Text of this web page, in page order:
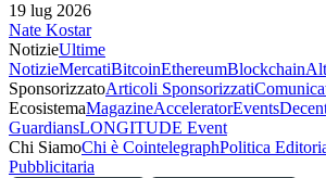
19 lug 2026
Nate Kostar
NotizieUltime
NotizieMercatiBitcoinEthereumBlockchain
SponsorizzatoArticoli Sponsorizzati
EcosistemaMagazineAcceleratorEvents
GuardiansLONGITUDE Event
Chi SiamoChi è CointelegraphPolitica
Pubblicitaria